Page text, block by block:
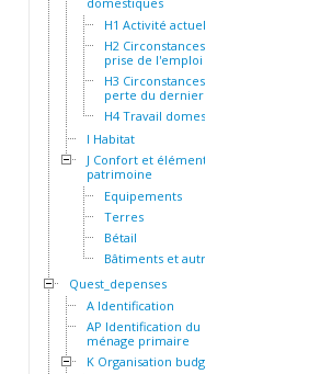
H1 Activité actuelle
H2 Circonstances de la
prise de l'emploi actuel
H3 Circonstances de la
perte du dernier emploi
H4 Travail domestique
I Habitat
J Confort et éléments de
patrimoine
Equipements
Terres
Bétail
Bâtiments et autres actifs
Quest_depenses
A Identification
AP Identification du
ménage primaire
K Organisation budgétaire